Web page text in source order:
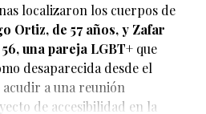
compartido por la pareja,
de un momento de
por elementos de
advertido que debían
localizaron los cuerpos de
Ortiz, de 57 años, y Zafar
una pareja LGBT+que
desaparecida desde el
acudir a una reunión
de accesibilidad en la